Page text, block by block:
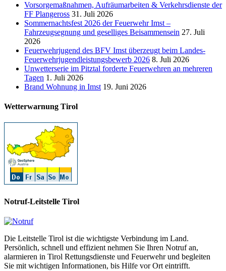
Vorsorgemaßnahmen, Aufräumarbeiten & Verkehrsdienste der
FF Plangeross 31. Juli 2026
Sommernachtsfest 2026 der Feuerwehr Imst –
Fahrzeugsegnung und geselliges Beisammensein 27. Juli
2026
Feuerwehrjugend des BFV Imst überzeugt beim Landes-
Feuerwehrjugendleistungsbewerb 2026 8. Juli 2026
Unwetterserie im Pitztal forderte Feuerwehren an mehreren
Tagen 1. Juli 2026
Brand Wohnung in Imst 19. Juni 2026
Wetterwarnung Tirol
Notruf-Leitstelle Tirol
Die Leitstelle Tirol ist die wichtigste Verbindung im Land.
Persönlich, schnell und effizient nehmen Sie Ihren Notruf an,
alarmieren in Tirol Rettungsdienste und Feuerwehr und begleiten
Sie mit wichtigen Informationen, bis Hilfe vor Ort eintrifft.